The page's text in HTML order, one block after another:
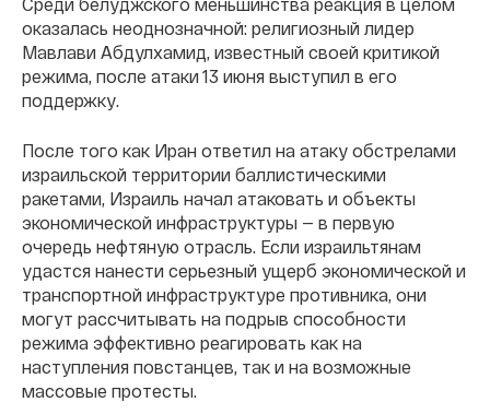
оказалась неоднозначной: религиозный лидер
Мавлави Абдулхамид, известный своей критикой
режима, после атаки 13 июня выступил в его
поддержку.
После того как Иран ответил на атаку обстрелами
израильской территории баллистическими
ракетами, Израиль начал атаковать и объекты
экономической инфраструктуры — в первую
очередь нефтяную отрасль. Если израильтянам
удастся нанести серьезный ущерб экономической и
транспортной инфраструктуре противника, они
могут рассчитывать на подрыв способности
режима эффективно реагировать как на
наступления повстанцев, так и на возможные
массовые протесты.